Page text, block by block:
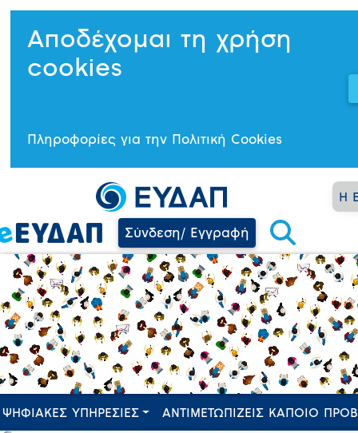
Αποδέχομαι τη χρήση
cookies
Πληροφορίες για την Πολιτική Cookies
Η
Σύνδεση/ Εγγραφή
ΨΗΦΙΑΚΕΣ ΥΠΗΡΕΣΙΕΣ ΑΝΤΙΜΕΤΩΠΙΖΕΙΣ ΚΑΠΟΙΟ